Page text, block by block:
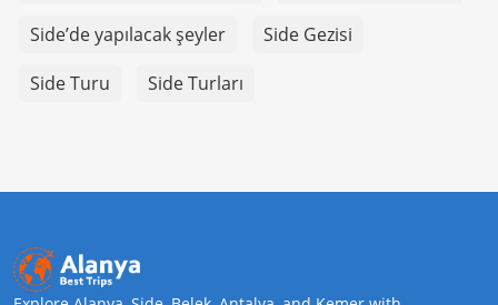
Side’de yapılacak şeyler
Side Gezisi
Side Turu
Side Turları